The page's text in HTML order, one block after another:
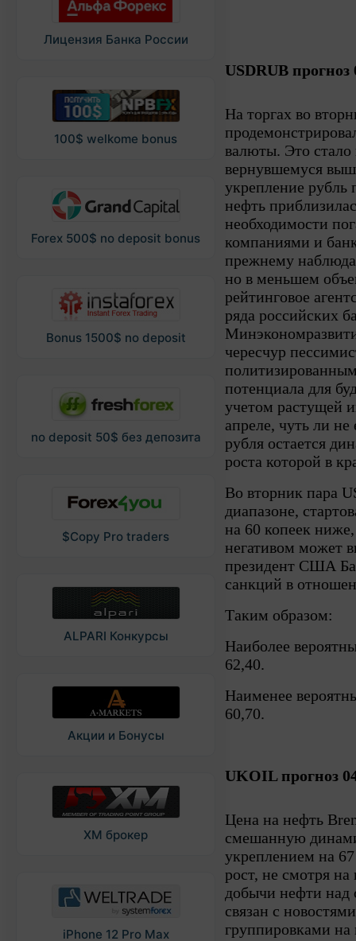
Лицензия Банка России
100$ welkome bonus
Forex 500$ no deposit bonus
Bonus 1500$ no deposit
no deposit 50$ без депозита
$Copy Pro traders
ALPARI Конкурсы
Акции и Бонусы
XM брокер
iPhone 12 Pro Max
USDRUB прогноз
На торгах во
валюты. Это
вернувшемуся
укрепление рубль
нефть
необходимости
компаниями и
прежнему
но в меньшем
рейтинговое
ряда российских
чересчур
потенциала для
учетом растущей
апреле, чуть ли
рубля остается
роста которой в
Во вторник пара
диапазоне,
на 60 копеек
негативом может
президент США
санкций в
Таким образом:
Наиболее
62,40.
Наименее
60,70.
UKOIL прогноз
Цена на нефть
смешанную
укреплением на
рост, не смотря
добычи нефти над
связан с
группировками